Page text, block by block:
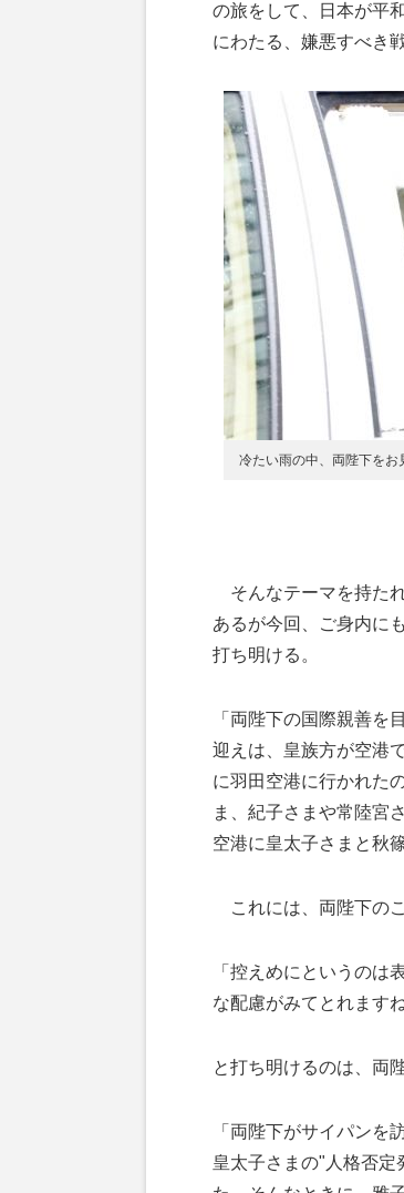
の旅をして、日本が平
にわたる、嫌悪すべき
冷たい雨の中、両陛下をお
そんなテーマを持た
あるが今回、ご身内に
打ち明ける。
「両陛下の国際親善を
迎えは、皇族方が空港
に羽田空港に行かれた
ま、紀子さまや常陸宮
空港に皇太子さまと秋
これには、両陛下の
「控えめにというのは
な配慮がみてとれますね
と打ち明けるのは、両
「両陛下がサイパンを
皇太子さまの"人格否定